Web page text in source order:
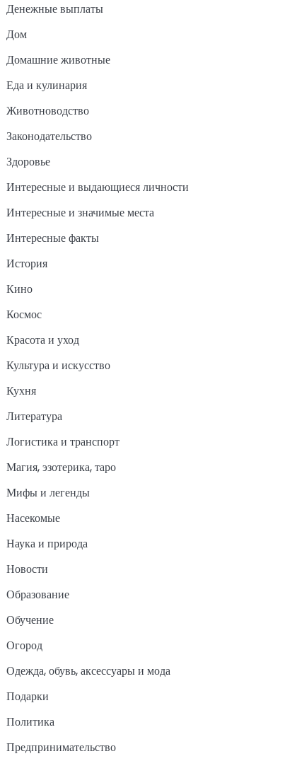
Денежные выплаты
Дом
Домашние животные
Еда и кулинария
Животноводство
Законодательство
Здоровье
Интересные и выдающиеся личности
Интересные и значимые места
Интересные факты
История
Кино
Космос
Красота и уход
Культура и искусство
Кухня
Литература
Логистика и транспорт
Магия, эзотерика, таро
Мифы и легенды
Насекомые
Наука и природа
Новости
Образование
Обучение
Огород
Одежда, обувь, аксессуары и мода
Подарки
Политика
Предпринимательство